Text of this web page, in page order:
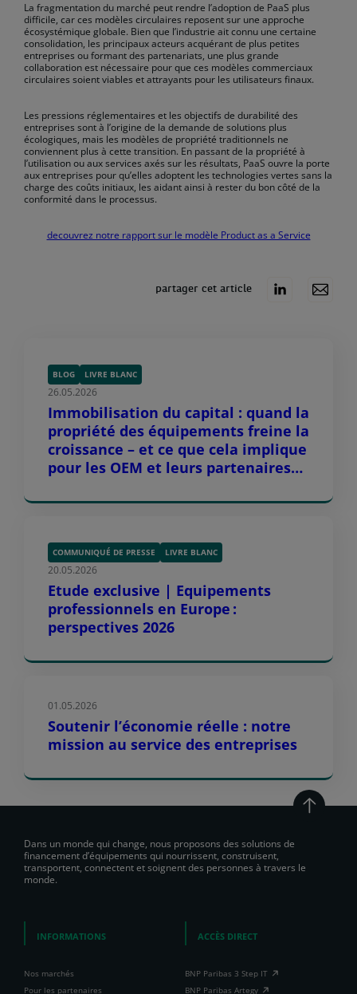
La fragmentation du marché peut rendre l’adoption de PaaS plus
difficile, car ces modèles circulaires reposent sur une approche
écosystémique globale. Bien que l’industrie ait connu une certaine
consolidation, les principaux acteurs acquérant de plus petites
entreprises ou formant des partenariats, une plus grande
collaboration est nécessaire pour que ces modèles commerciaux
circulaires soient viables et attrayants pour les utilisateurs finaux.
Les pressions réglementaires et les objectifs de durabilité des
entreprises sont à l’origine de la demande de solutions plus
écologiques, mais les modèles de propriété traditionnels ne
conviennent plus à cette transition. En passant de la propriété à
l’utilisation ou aux services axés sur les résultats, PaaS ouvre la porte
aux entreprises pour qu’elles adoptent les technologies vertes sans la
charge des coûts initiaux, les aidant ainsi à rester du bon côté de la
conformité dans le processus.
decouvrez notre rapport sur le modèle Product as a Service
partager cet article
BLOG LIVRE BLANC
26.05.2026
Immobilisation du capital : quand la
propriété des équipements freine la
croissance – et ce que cela implique
pour les OEM et leurs partenaires
COMMUNIQUÉ DE PRESSE LIVRE BLANC
20.05.2026
Etude exclusive | Equipements
professionnels en Europe :
perspectives 2026
01.05.2026
Soutenir l’économie réelle : notre
mission au service des entreprises
Dans un monde qui change, nous proposons des solutions de
financement d’équipements qui nourrissent, construisent,
transportent, connectent et soignent des personnes à travers le
monde.
INFORMATIONS
Nos marchés
Pour les partenaires
ACCÈS DIRECT
BNP Paribas 3 Step IT
BNP Paribas Artegy